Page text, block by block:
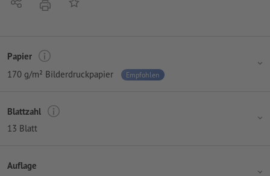
Teilen DruckenAuf die Merkliste
Papier
170 g/m² Bilderdruckpapier
Empfohlen
Blattzahl
13 Blatt
Auflage